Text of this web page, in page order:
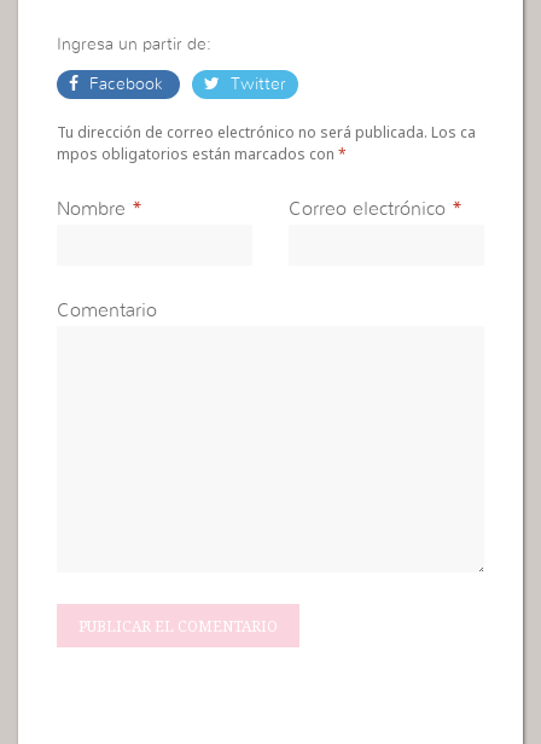
Ingresa un partir de:
Facebook Twitter
Tu dirección de correo electrónico no será publicada. Los ca
mpos obligatorios están marcados con*
Nombre * Correo electrónico *
Comentario